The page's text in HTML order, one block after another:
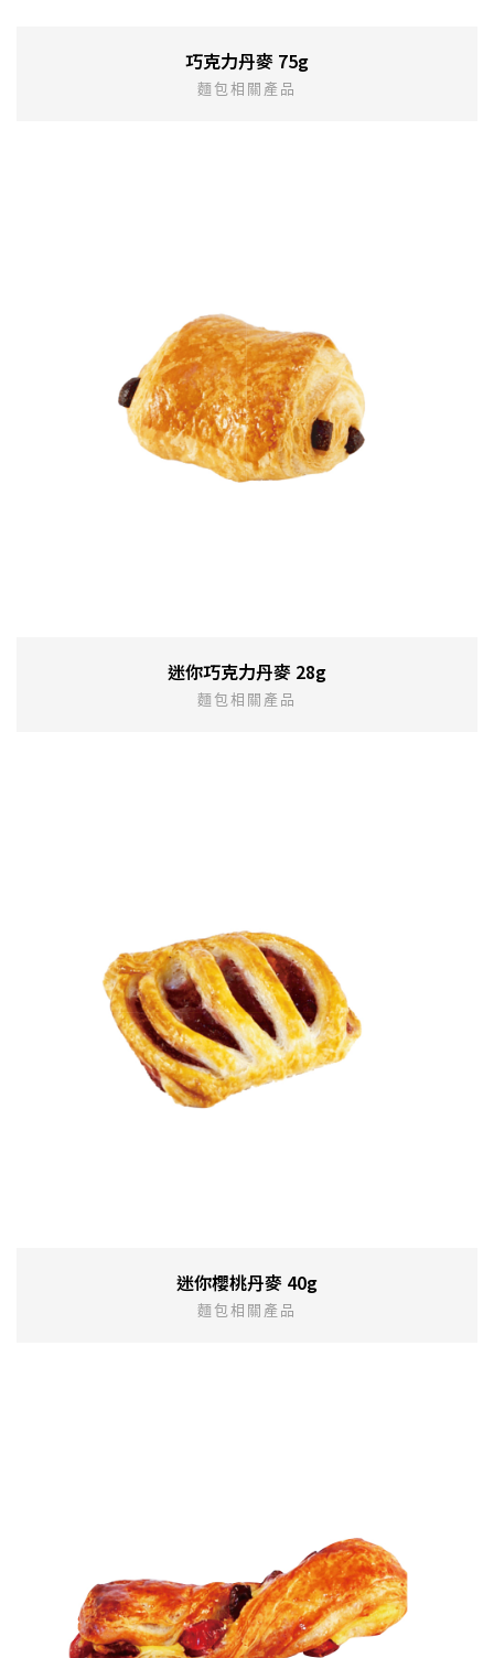
巧克力丹麥 75g
麵包相關產品
迷你巧克力丹麥 28g
麵包相關產品
迷你櫻桃丹麥 40g
麵包相關產品